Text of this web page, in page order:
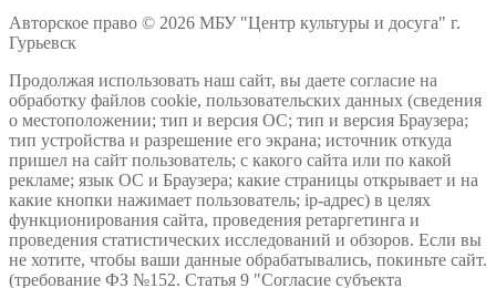
Авторское право © 2026 МБУ "Центр культуры и досуга" г.
Гурьевск
Продолжая использовать наш сайт, вы даете согласие на
обработку файлов cookie, пользовательских данных (сведения
о местоположении; тип и версия ОС; тип и версия Браузера;
тип устройства и разрешение его экрана; источник откуда
пришел на сайт пользователь; с какого сайта или по какой
рекламе; язык ОС и Браузера; какие страницы открывает и на
какие кнопки нажимает пользователь; ip-адрес) в целях
функционирования сайта, проведения ретаргетинга и
проведения статистических исследований и обзоров. Если вы
не хотите, чтобы ваши данные обрабатывались, покиньте сайт.
(требование ФЗ №152. Статья 9 "Согласие субъекта